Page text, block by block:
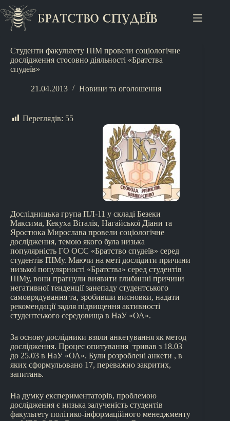
Студенти факультету ПІМ провели соціологічне
дослідження стосовно діяльності «Братства
спудеїв»
21.04.2013 Новини та оголошення
Переглядів: 55
Дослідницька група ПЛ-11 у складі Безеки
Максима, Кекуха Віталія, Нагайської Діани та
Яростюка Мирослава провели соціологічне
дослідження, темою якого була низька
популярність ГО OCC «Братство спудеїв» серед
студентів ПІМу. Маючи на меті дослідити причини
низької популярності «Братства» серед студентів
ПІМу, вони прагнули виявити глибинні причини
негативної тенденції занепаду студентського
самоврядування та, зробивши висновки, надати
рекомендації задля підвищення активності
студентського середовища в НаУ «ОА».
За основу дослідники взяли анкетування як метод
дослідження. Процес опитування тривав з 18.03
до 25.03 в НаУ «ОА». Були розроблені анкети , в
яких сформульовано 17, переважно закритих,
запитань.
На думку експериментаторів, проблемою
дослідження є низька залученість студентів
факультету політико-інформаційного менеджменту